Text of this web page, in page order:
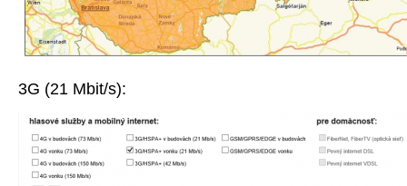
3G (21 Mbit/s):